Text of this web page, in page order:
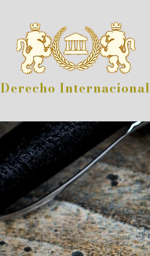
Derecho Internacional